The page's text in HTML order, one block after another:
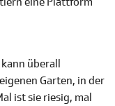
überall
Garten, in der
ist sie riesig, mal